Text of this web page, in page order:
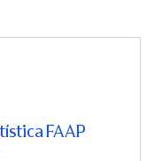
FAAP